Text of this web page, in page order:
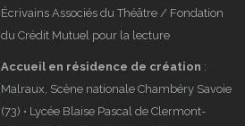
Écrivains Associés du Théâtre / Fondation
du Crédit Mutuel pour la lecture
Accueil en résidence de création :
Malraux, Scène nationale Chambéry Savoie
(73) • Lycée Blaise Pascal de Clermont-